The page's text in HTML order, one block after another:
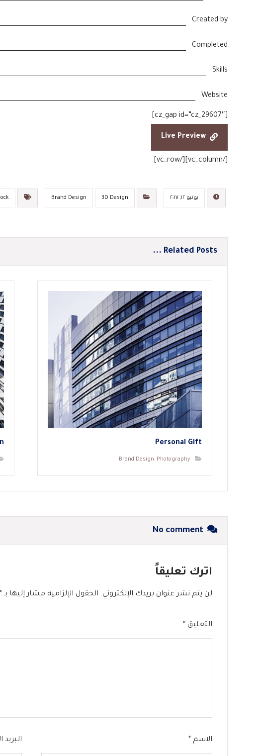
Created by
Completed
Skills
Website
[cz_gap id=”cz_29607″]
Live Preview
[/vc_column][/vc_row]
يونيو ١٢, ٢٠١٧ 3D Design
Brand Design
Related Posts ...
Personal Gift
Brand Design, Photography
No comment
اترك تعليقاً
لن يتم نشر عنوان بريدك الإلكتروني. الحقول الإلزامية مشار إليها بـ *
التعليق *
الاسم * البريد